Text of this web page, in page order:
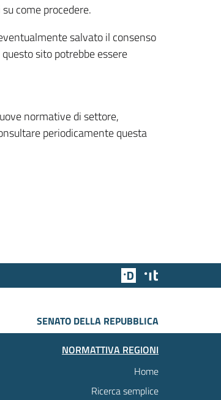
come procedere.
salvato il consenso
sito potrebbe essere
normative di settore,
periodicamente questa
Team Digitale
SENATO DELLA REPUBBLICA
NORMATTIVA REGIONI
Home
Ricerca semplice